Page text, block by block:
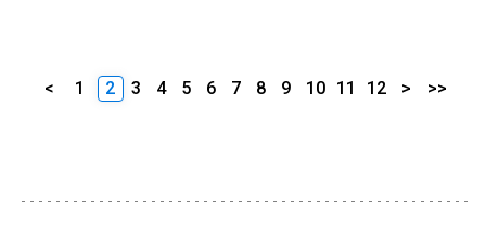
< 1 2 3 4 5 6 7 8 9 10 11 12 > >>